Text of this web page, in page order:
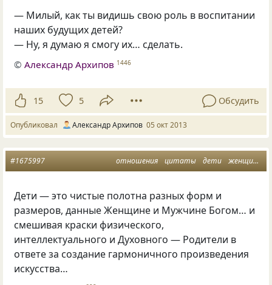
— Милый, как ты видишь свою роль в воспитании
наших будущих детей?
— Ну, я думаю я смогу их… сделать.
©Александр Архипов 1446
15 5 Обсудить
Опубликовал Александр Архипов 05 окт 2013
отношения цитаты дети женщины
#1675997
Дети — это чистые полотна разных форм и
размеров, данные Женщине и Мужчине Богом… и
смешивая краски физического,
интеллектуального и Духовного — Родители в
ответе за создание гармоничного произведения
искусства…